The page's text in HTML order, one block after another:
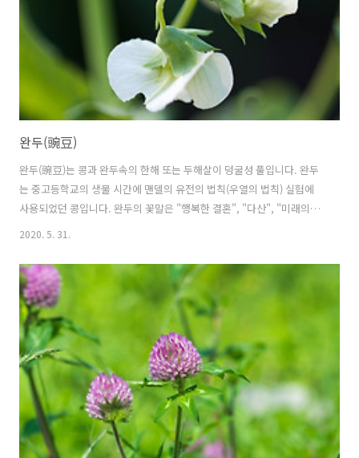
완두(豌豆)
완두(豌豆)는 콩과 완두속의 한해 또는 두해살이 덩굴성 풀입니다. 완두
는 중고등학교의 생물 시간에 맨델의 유전의 법칙(우열의 법칙) 실험에
사용되었던 콩입니다. 완두의 꽃말은 "행복한 결혼", "다산", "미래의기
pea, Green Peas 원산지 지중해
2020. 5. 31.